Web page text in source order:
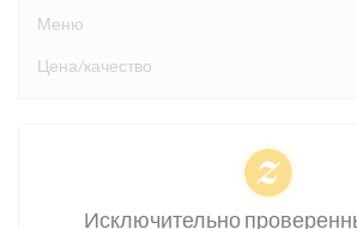
Меню
Цена/качество
Исключительно